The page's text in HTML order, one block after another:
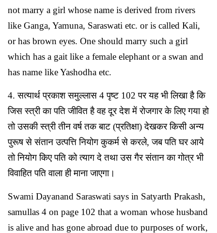
not marry a girl whose name is derived from rivers
like Ganga, Yamuna, Saraswati etc. or is called Kali,
or has brown eyes. One should marry such a girl
which has a gait like a female elephant or a swan and
has name like Yashodha etc.
4. सत्यार्थ प्रकाश समुल्लास 4 पृष्ट 102 पर यह भी लिखा है कि
जिस स्त्री का पति जीवित है वह दूर देश में रोजगार के लिए गया हो
तो उसकी स्त्री तीन वर्ष तक बाट (प्रतिक्षा) देखकर किसी अन्य
पुरूष से संतान उत्पत्ति नियोग कुकर्म से करले, जब पति घर आये
तो नियोग किए पति को त्याग दे तथा उस गैर संतान का गोत्र भी
विवाहित पति वाला ही माना जाएगा।
Swami Dayanand Saraswati says in Satyarth Prakash,
samullas 4 on page 102 that a woman whose husband
is alive and has gone abroad due to purposes of work,